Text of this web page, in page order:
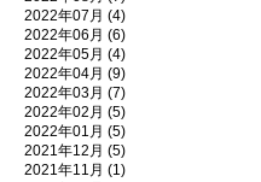
2022年07月 (4)
2022年06月 (6)
2022年05月 (4)
2022年04月 (9)
2022年03月 (7)
2022年02月 (5)
2022年01月 (5)
2021年12月 (5)
2021年11月 (1)